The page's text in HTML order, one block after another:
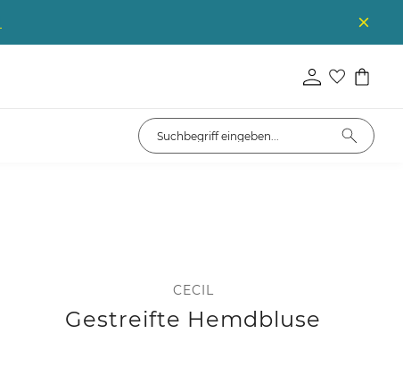
CECIL
Gestreifte Hemdbluse